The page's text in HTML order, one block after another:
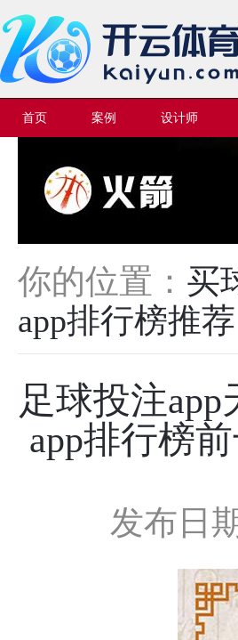
首页 案例 设计师
你的位置： 买
app排行榜推荐
足球投注
app排行榜
发布日